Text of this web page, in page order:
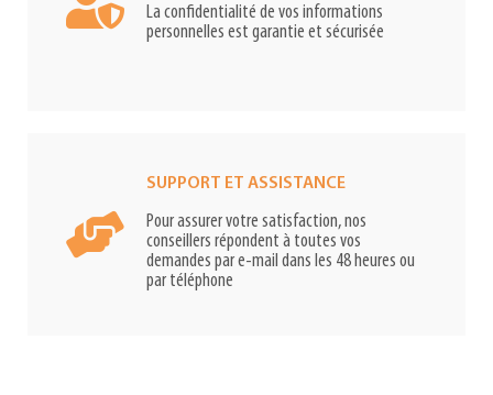
La confidentialité de vos informations
personnelles est garantie et sécurisée
SUPPORT ET ASSISTANCE
Pour assurer votre satisfaction, nos
conseillers répondent à toutes vos
demandes par e-mail dans les 48 heures ou
par téléphone